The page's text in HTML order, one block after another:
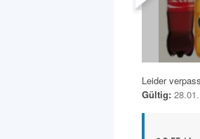
Leider
Gültig: